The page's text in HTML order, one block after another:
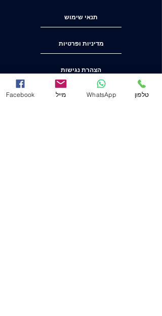
תנאי שימוש
מדיניות ופרטיות
הצהרת נגישות
Facebook מייל WhatsApp טלפון